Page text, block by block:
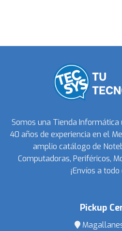
Somos una Tienda Informática
40 años de experiencia en el
amplio catálogo de
Computadoras, Periféricos,
¡Envíos a
Pickup